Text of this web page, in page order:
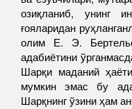
озиқланиб, унинг
ғояларидан
олим Е. Э.
адабиётини
Шарқи маданий
мумкин эмас бу
Шарқнинг ўзини ҳам